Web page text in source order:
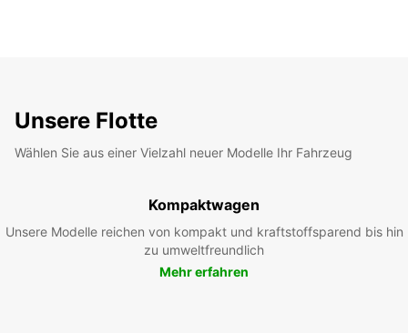
Unsere Flotte
Wählen Sie aus einer Vielzahl neuer Modelle Ihr Fahrzeug
Kompaktwagen
Unsere Modelle reichen von kompakt und kraftstoffsparend bis hin
zu umweltfreundlich
Mehr erfahren